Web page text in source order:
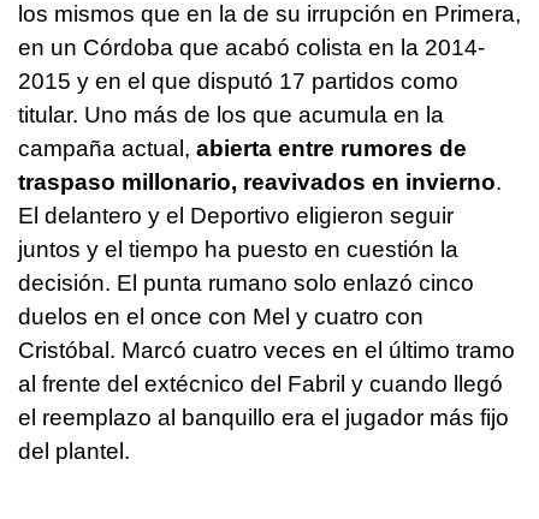
los mismos que en la de su irrupción en Primera,
en un Córdoba que acabó colista en la 2014-
2015 y en el que disputó 17 partidos como
titular. Uno más de los que acumula en la
campaña actual, abierta entre rumores de
traspaso millonario, reavivados en invierno.
El delantero y el Deportivo eligieron seguir
juntos y el tiempo ha puesto en cuestión la
decisión. El punta rumano solo enlazó cinco
duelos en el once con Mel y cuatro con
Cristóbal. Marcó cuatro veces en el último tramo
al frente del extécnico del Fabril y cuando llegó
el reemplazo al banquillo era el jugador más fijo
del plantel.